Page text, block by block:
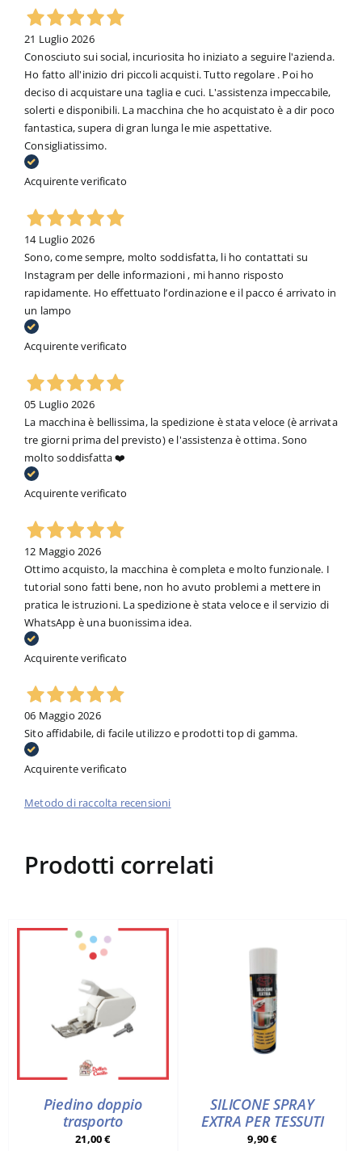
21 Luglio 2026
Conosciuto sui social, incuriosita ho iniziato a seguire l'azienda.
Ho fatto all'inizio dri piccoli acquisti. Tutto regolare . Poi ho
deciso di acquistare una taglia e cuci. L'assistenza impeccabile,
solerti e disponibili. La macchina che ho acquistato è a dir poco
fantastica, supera di gran lunga le mie aspettative.
Consigliatissimo.
Acquirente verificato
14 Luglio 2026
Sono, come sempre, molto soddisfatta, li ho contattati su
Instagram per delle informazioni , mi hanno risposto
rapidamente. Ho effettuato l’ordinazione e il pacco é arrivato in
un lampo
Acquirente verificato
05 Luglio 2026
La macchina è bellissima, la spedizione è stata veloce (è arrivata
tre giorni prima del previsto) e l'assistenza è ottima. Sono
molto soddisfatta ❤️
Acquirente verificato
12 Maggio 2026
Ottimo acquisto, la macchina è completa e molto funzionale. I
tutorial sono fatti bene, non ho avuto problemi a mettere in
pratica le istruzioni. La spedizione è stata veloce e il servizio di
WhatsApp è una buonissima idea.
Acquirente verificato
06 Maggio 2026
Sito affidabile, di facile utilizzo e prodotti top di gamma.
Acquirente verificato
Metodo di raccolta recensioni
Prodotti correlati
Piedino doppio
trasporto
21,00€
SILICONE SPRAY
EXTRA PER TESSUTI
9,90€